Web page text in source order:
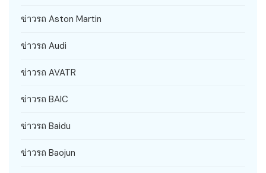
ข่าวรถ Aston Martin
ข่าวรถ Audi
ข่าวรถ AVATR
ข่าวรถ BAIC
ข่าวรถ Baidu
ข่าวรถ Baojun